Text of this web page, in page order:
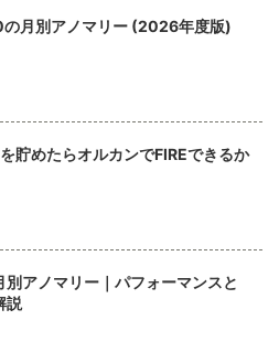
月別アノマリー (2026年度版)
貯めたらオルカンでFIREできるか
別アノマリー｜パフォーマンスと
説